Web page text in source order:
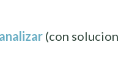
(con